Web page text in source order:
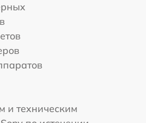
и техническим